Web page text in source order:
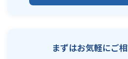
まずはお気軽にご